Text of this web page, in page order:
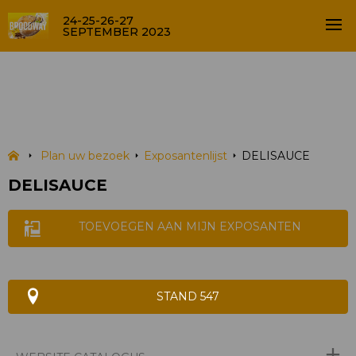
24-25-26-27
SEPTEMBER 2023
Plan uw bezoek Exposantenlijst DELISAUCE
DELISAUCE
TOEVOEGEN AAN MIJN EXPOSANTEN
STAND 547